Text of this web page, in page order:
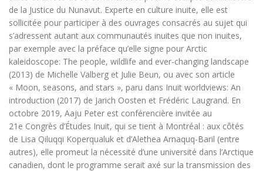
de la Justice du Nunavut. Experte en culture inuite, elle est
sollicitée pour participer à des ouvrages consacrés au sujet qui
s’adressent autant aux communautés inuites que non inuites,
par exemple avec la préface qu’elle signe pour Arctic
kaleidoscope: The people, wildlife and ever-changing landscape
(2013) de Michelle Valberg et Julie Beun, ou avec son article
« Moon, seasons, and stars », paru dans Inuit worldviews: An
introduction (2017) de Jarich Oosten et Frédéric Laugrand. En
octobre 2019, Aaju Peter est conférencière invitée au
21e Congrès d’Études Inuit, qui se tient à Montréal : aux côtés
de Lisa Qiluqqi Koperqualuk et d’Alethea Arnaquq-Baril (entre
autres), elle promeut la nécessité d’une université dans l’Arctique
canadien, dont le programme serait axé sur la transmission des